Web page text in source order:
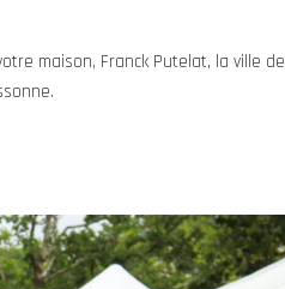
maison, Franck Putelat, la ville de